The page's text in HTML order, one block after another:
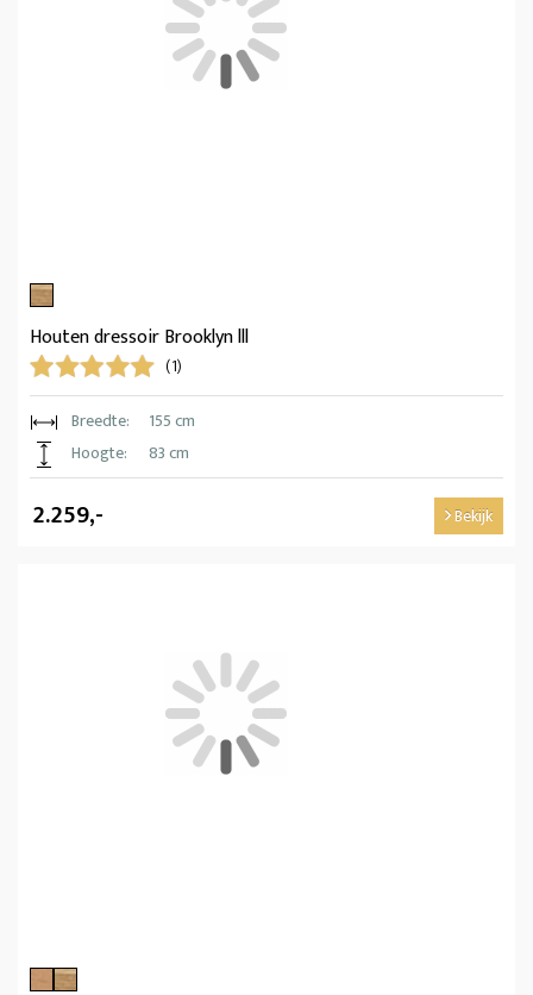
Houten dressoir Brooklyn lll
(1)
Breedte:
155 cm
Hoogte:
83 cm
2.259,- Bekijk